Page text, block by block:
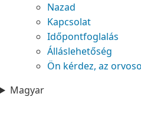
Nazad
Kapcsolat
Időpontfoglalás
Álláslehetőség
Ön kérdez, az
Magyar